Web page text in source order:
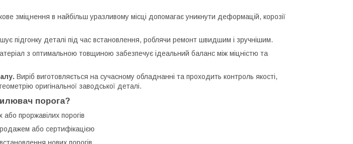
зміцнення в найбільш уразливому місці допомагає уникнути деформацій, корозії
підгонку деталі під час встановлення, роблячи ремонт швидшим і зручнішим.
з оптимальною товщиною забезпечує ідеальний баланс між міцністю та
Виріб виготовляється на сучасному обладнанні та проходить контроль якості,
оригінальної заводської деталі.
порога?
проржавілих порогів
або сертифікацією
нових порогів